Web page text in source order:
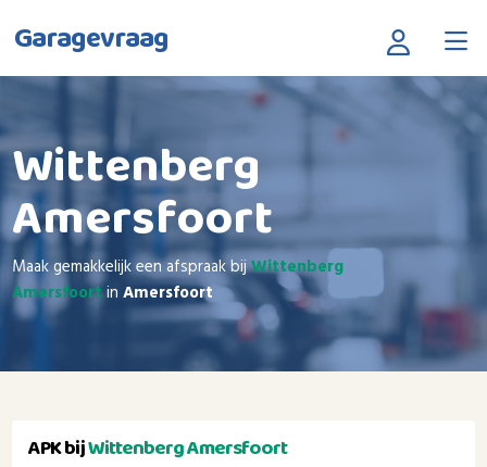
Garagevraag
Wittenberg
Amersfoort
Maak gemakkelijk een afspraak bijWittenberg
Amersfoort inAmersfoort
APK bijWittenberg Amersfoort